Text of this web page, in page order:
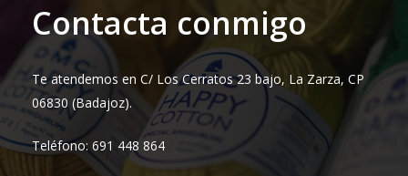
Contacta conmigo
Te atendemos en C/ Los Cerratos 23 bajo, La Zarza, CP
06830 (Badajoz).
Teléfono: 691 448 864